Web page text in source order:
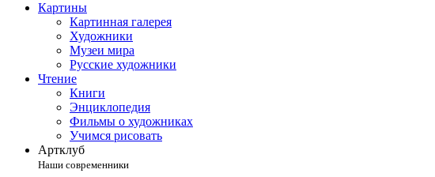
Картины
Картинная галерея
Художники
Музеи мира
Русские художники
Чтение
Книги
Энциклопедия
Фильмы о художниках
Учимся рисовать
Артклуб
Наши современники